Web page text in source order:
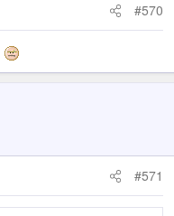
#570
#571